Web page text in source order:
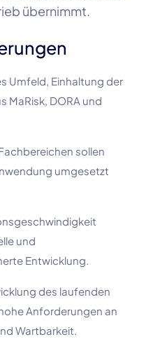
übernimmt.
Umfeld, Einhaltung der
MaRisk, DORA und
sollen
umgesetzt
und
Entwicklung.
des laufenden
Anforderungen an
Wartbarkeit.